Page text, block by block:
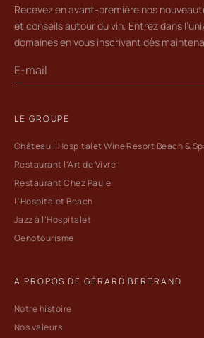
Recevez en avant-première nos
et conseils autour du vin. Entrez dans
domaines en vous inscrivant dès
LE GROUPE
Château l’Hospitalet Wine Resort Beach &
Restaurant l’Art de Vivre
Restaurant Chez Paule
L'Hospitalet Beach
Jazz à l’Hospitalet
Oenotourisme
A PROPOS DE GÉRARD BERTRAND
Notre histoire
Nos valeurs